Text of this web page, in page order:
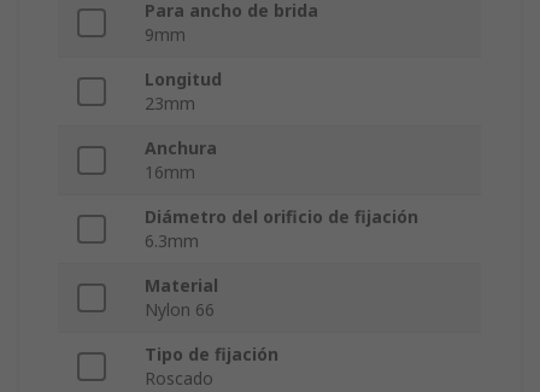
Para ancho de brida
9mm
Longitud
23mm
Anchura
16mm
Diámetro del orificio de fijación
6.3mm
Material
Nylon 66
Tipo de fijación
Roscado